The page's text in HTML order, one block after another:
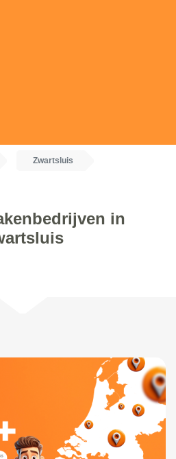
Zwartsluis
in